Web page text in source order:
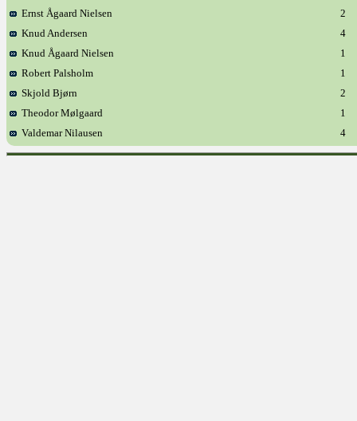
Ernst Ågaard Nielsen
2
Knud Andersen
4
Knud Ågaard Nielsen
1
Robert Palsholm
1
Skjold Bjørn
2
Theodor Mølgaard
1
Valdemar Nilausen
4